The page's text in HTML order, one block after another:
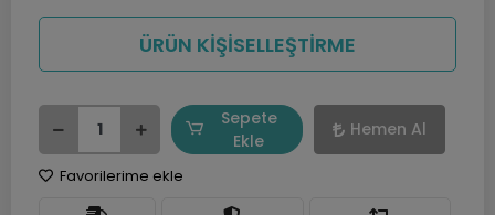
ÜRÜN KİŞİSELLEŞTİRME
Sepete
Ekle
Hemen Al
Favorilerime ekle